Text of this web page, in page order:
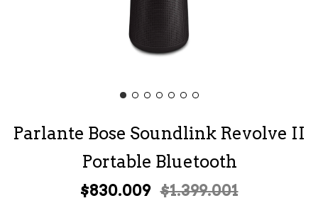
Parlante Bose Soundlink Revolve II
Portable Bluetooth
$830.009 $1.399.001